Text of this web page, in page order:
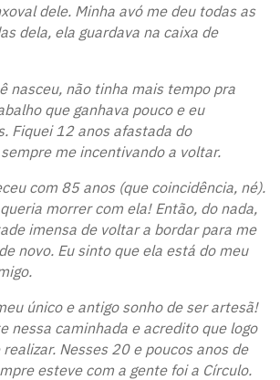
dele. Minha avó me deu todas as
dela, ela guardava na caixa de
nasceu, não tinha mais tempo pra
que ganhava pouco e eu
Fiquei 12 anos afastada do
me incentivando a voltar.
com 85 anos (que coincidência, né).
morrer com ela! Então, do nada,
imensa de voltar a bordar para me
novo. Eu sinto que ela está do meu
único e antigo sonho de ser artesã!
nessa caminhada e acredito que logo
Nesses 20 e poucos anos de
esteve com a gente foi a Círculo.